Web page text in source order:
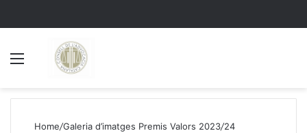
Home/Galeria d’imatges Premis Valors 2023/24